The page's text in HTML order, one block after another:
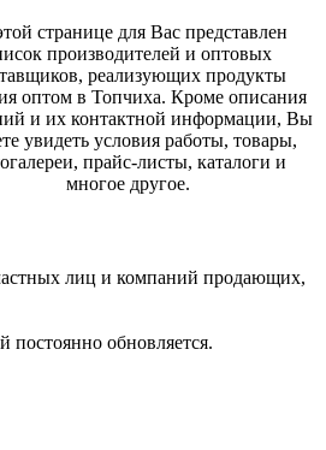
странице для Вас представлен
производителей и оптовых
реализующих продукты
оптом в Топчиха. Кроме описания
и их контактной информации, Вы
увидеть условия работы, товары,
прайс-листы, каталоги и
многое другое.
лиц и компаний продающих,
обновляется.